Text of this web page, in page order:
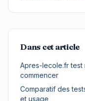
Dans cet article
Apres-lecole.fr
commencer
Comparatif des
et usage